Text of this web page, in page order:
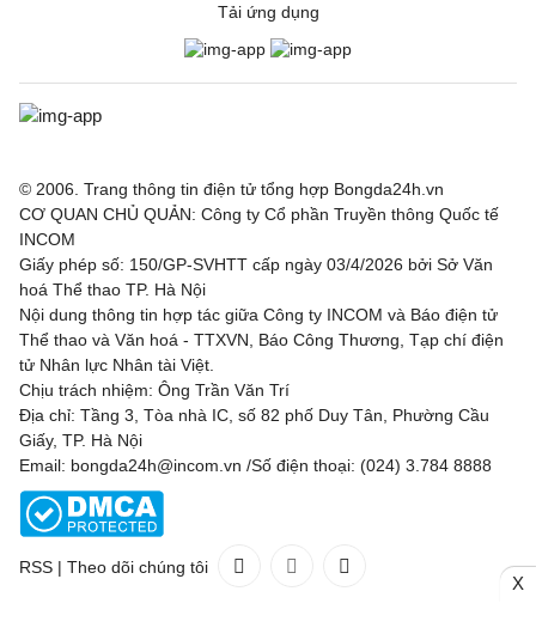
Tải ứng dụng
© 2006. Trang thông tin điện tử tổng hợp Bongda24h.vn
CƠ QUAN CHỦ QUẢN: Công ty Cổ phần Truyền thông Quốc tế
INCOM
Giấy phép số: 150/GP-SVHTT cấp ngày 03/4/2026 bởi Sở Văn
hoá Thể thao TP. Hà Nội
Nội dung thông tin hợp tác giữa Công ty INCOM và Báo điện tử
Thể thao và Văn hoá - TTXVN, Báo Công Thương, Tạp chí điện
tử Nhân lực Nhân tài Việt.
Chịu trách nhiệm: Ông Trần Văn Trí
Địa chỉ: Tầng 3, Tòa nhà IC, số 82 phố Duy Tân, Phường Cầu
Giấy, TP. Hà Nội
Email: bongda24h@incom.vn /Số điện thoại: (024) 3.784 8888
RSS | Theo dõi chúng tôi
X